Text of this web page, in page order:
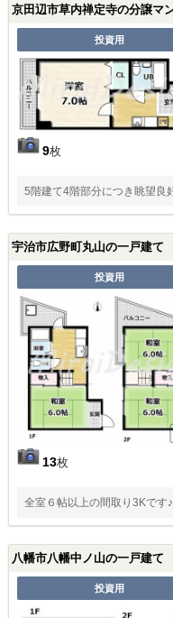
京田辺市草内禅定寺の分譲マ
投資用
9枚
5階建て4階部分につき眺望良
宇治市広野町丸山の一戸建て
投資用
13枚
全室６帖以上の間取り3Kです♪
八幡市八幡中ノ山の一戸建て
投資用